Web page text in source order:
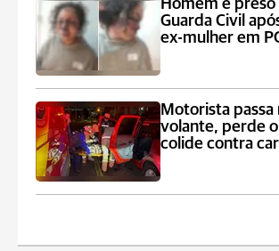
Homem é preso
Guarda Civil
ex-mulher em
Motorista passa
volante, perde
colide contra